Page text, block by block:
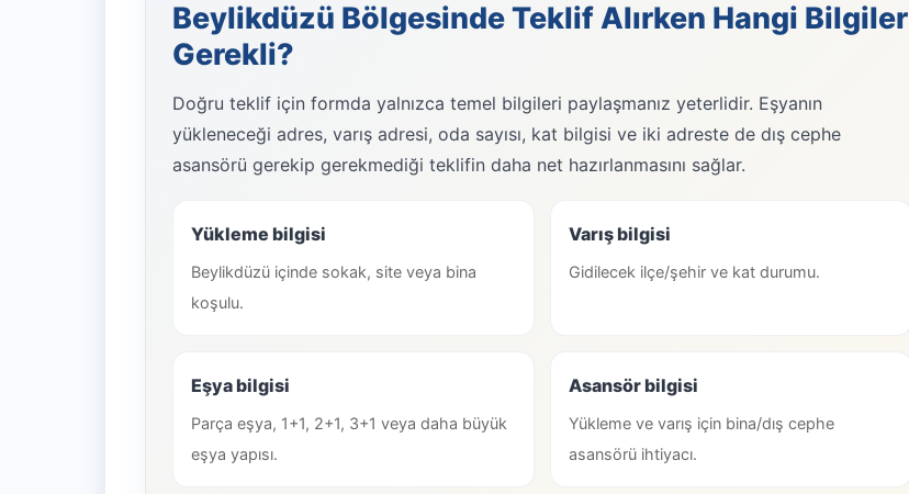
Beylikdüzü Bölgesinde Teklif Alırken Hangi Bilgiler
Gerekli?
Doğru teklif için formda yalnızca temel bilgileri paylaşmanız yeterlidir. Eşyanın
yükleneceği adres, varış adresi, oda sayısı, kat bilgisi ve iki adreste de dış cephe
asansörü gerekip gerekmediği teklifin daha net hazırlanmasını sağlar.
Yükleme bilgisi
Beylikdüzü içinde sokak, site veya bina
koşulu.
Varış bilgisi
Gidilecek ilçe/şehir ve kat durumu.
Eşya bilgisi
Parça eşya, 1+1, 2+1, 3+1 veya daha büyük
eşya yapısı.
Asansör bilgisi
Yükleme ve varış için bina/dış cephe
asansörü ihtiyacı.